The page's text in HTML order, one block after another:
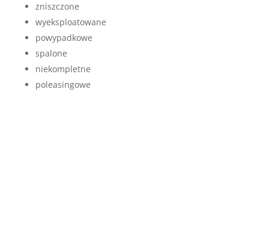
zniszczone
wyeksploatowane
powypadkowe
spalone
niekompletne
poleasingowe